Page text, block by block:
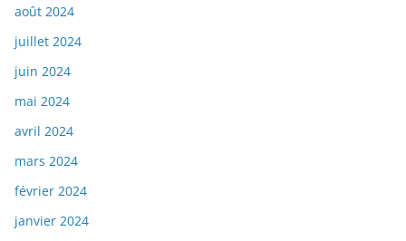
août 2024
juillet 2024
juin 2024
mai 2024
avril 2024
mars 2024
février 2024
janvier 2024